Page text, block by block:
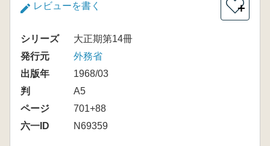
レビューを書く ＋
シリーズ
大正期第14冊
発行元
外務省
出版年
1968/03
判
A5
ページ
701+88
六一ID
N69359